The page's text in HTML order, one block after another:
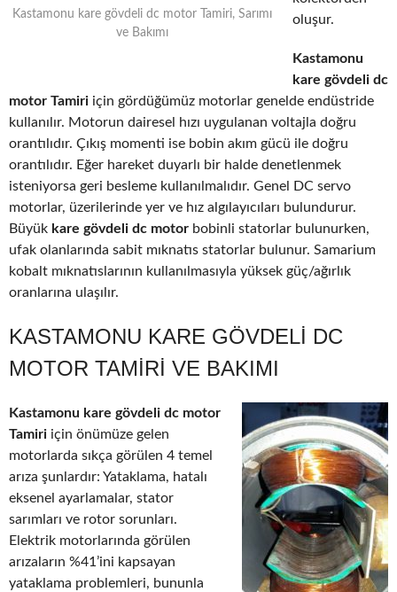
Kastamonu kare gövdeli dc motor Tamiri, Sarımı
ve Bakımı
oluşur.
Kastamonu
kare gövdeli dc
motor Tamiri için gördüğümüz motorlar genelde endüstride
kullanılır. Motorun dairesel hızı uygulanan voltajla doğru
orantılıdır. Çıkış momenti ise bobin akım gücü ile doğru
orantılıdır. Eğer hareket duyarlı bir halde denetlenmek
isteniyorsa geri besleme kullanılmalıdır. Genel DC servo
motorlar, üzerilerinde yer ve hız algılayıcıları bulundurur.
Büyük kare gövdeli dc motor bobinli statorlar bulunurken,
ufak olanlarında sabit mıknatıs statorlar bulunur. Samarium
kobalt mıknatıslarının kullanılmasıyla yüksek güç/ağırlık
oranlarına ulaşılır.
KASTAMONU KARE GÖVDELI DC
MOTOR TAMIRI VE BAKIMI
Kastamonu kare gövdeli dc motor
Tamiri için önümüze gelen
motorlarda sıkça görülen 4 temel
arıza şunlardır: Yataklama, hatalı
eksenel ayarlamalar, stator
sarımları ve rotor sorunları.
Elektrik motorlarında görülen
arızaların %41’ini kapsayan
yataklama problemleri, bununla